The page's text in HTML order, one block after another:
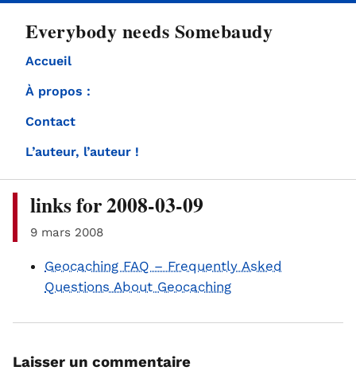
Everybody needs Somebaudy
Accueil
À propos :
Contact
L’auteur, l’auteur !
links for 2008-03-09
9 mars 2008
Geocaching FAQ – Frequently Asked
Questions About Geocaching
Laisser un commentaire